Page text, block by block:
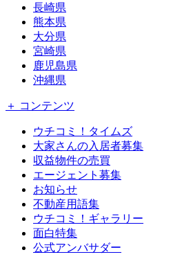
長崎県
熊本県
大分県
宮崎県
鹿児島県
沖縄県
＋ コンテンツ
ウチコミ！タイムズ
大家さんの入居者募集
収益物件の売買
エージェント募集
お知らせ
不動産用語集
ウチコミ！ギャラリー
面白特集
公式アンバサダー